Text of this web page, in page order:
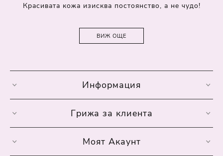
Красивата кожа изисква постоянство, а не чудо!
ВИЖ ОЩЕ
Информация
Грижа за клиента
Моят Акаунт